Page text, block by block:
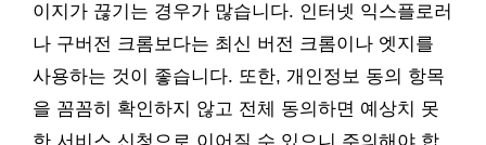
이지가 끊기는 경우가 많습니다. 인터넷 익스플로러
나 구버전 크롬보다는 최신 버전 크롬이나 엣지를
사용하는 것이 좋습니다. 또한, 개인정보 동의 항목
을 꼼꼼히 확인하지 않고 전체 동의하면 예상치 못